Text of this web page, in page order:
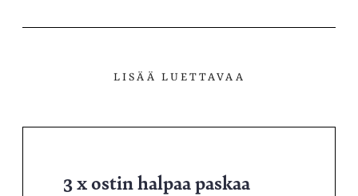
LISÄÄ LUETTAVAA
3 x ostin halpaa paskaa